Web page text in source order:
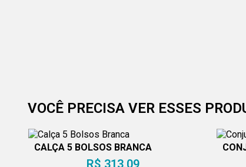
VOCÊ PRECISA VER ESSES
CALÇA 5 BOLSOS BRANCA
R$ 313,09